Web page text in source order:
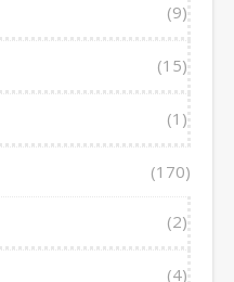
(9)
(15)
(1)
(170)
(2)
(4)